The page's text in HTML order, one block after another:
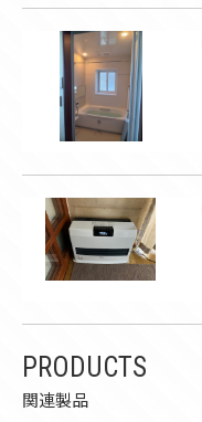
PRODUCTS
関連製品